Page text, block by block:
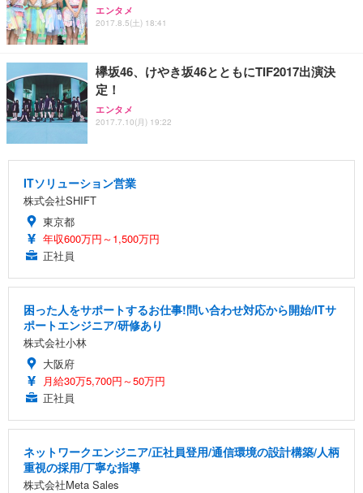
エンタメ
2017.8.5(土) 18:41
欅坂46、けやき坂46とともにTIF2017出演決
定！
エンタメ
2017.7.10(月) 19:22
ITソリューション営業
株式会社SHIFT
東京都
年収600万円～1,500万円
正社員
困った人をサポートするお仕事!問い合わせ対応から開始/ITサ
ポートエンジニア/研修あり
株式会社小林
大阪府
月給30万5,700円～50万円
正社員
ネットワークエンジニア/正社員登用/通信環境の設計構築/人柄
重視の採用/丁寧な指導
株式会社Meta Sales